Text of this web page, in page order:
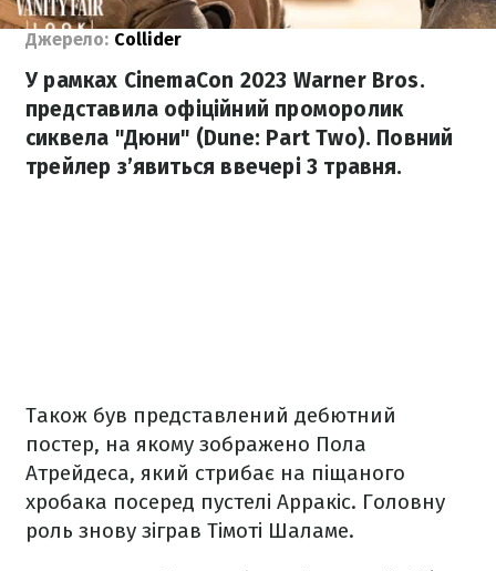
Джерело: Collider
У рамках CinemaCon 2023 Warner Bros.
представила офіційний проморолик
сиквела "Дюни" (Dune: Part Two). Повний
трейлер з’явиться ввечері 3 травня.
Також був представлений дебютний
постер, на якому зображено Пола
Атрейдеса, який стрибає на піщаного
хробака посеред пустелі Арракіс. Головну
роль знову зіграв Тімоті Шаламе.